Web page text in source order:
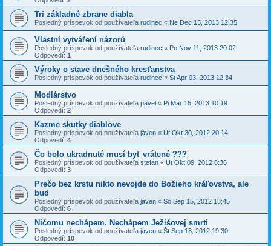
Tri základné zbrane diabla
Posledný príspevok od používateľa rudinec « Ne Dec 15, 2013 12:35
Vlastní vytváření názorů
Posledný príspevok od používateľa rudinec « Po Nov 11, 2013 20:02
Odpovedí: 1
Výroky o stave dnešného kresťanstva
Posledný príspevok od používateľa rudinec « St Apr 03, 2013 12:34
Modlárstvo
Posledný príspevok od používateľa pavel « Pi Mar 15, 2013 10:19
Odpovedí: 2
Kazme skutky diablove
Posledný príspevok od používateľa javen « Ut Okt 30, 2012 20:14
Odpovedí: 4
Čo bolo ukradnuté musí byť vrátené ???
Posledný príspevok od používateľa stefan « Ut Okt 09, 2012 8:36
Odpovedí: 3
Prečo bez krstu nikto nevojde do Božieho kráľovstva, ale
bud
Posledný príspevok od používateľa javen « So Sep 15, 2012 18:45
Odpovedí: 6
Ničomu nechápem. Nechápem Ježišovej smrti
Posledný príspevok od používateľa javen « Št Sep 13, 2012 19:30
Odpovedí: 10